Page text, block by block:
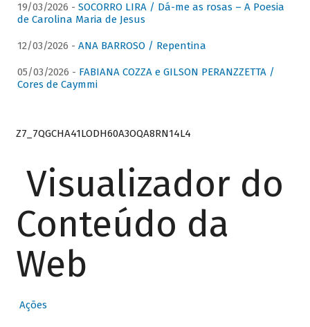
19/03/2026 - SOCORRO LIRA / Dá-me as rosas – A Poesia
de Carolina Maria de Jesus
12/03/2026 - ANA BARROSO / Repentina
05/03/2026 - FABIANA COZZA e GILSON PERANZZETTA /
Cores de Caymmi
Z7_7QGCHA41LODH60A3OQA8RN14L4
Visualizador do
Conteúdo da
Web
Ações